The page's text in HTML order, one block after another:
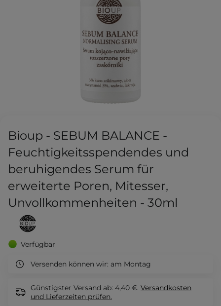
Bioup - SEBUM BALANCE -
Feuchtigkeitsspendendes und
beruhigendes Serum für
erweiterte Poren, Mitesser,
Unvollkommenheiten - 30ml
Verfügbar
Versenden können wir: am Montag
Günstigster Versand ab: 4,40 €. Versandkosten
und Lieferzeiten prüfen.